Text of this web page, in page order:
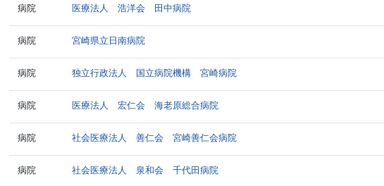
病院 医療法人 浩洋会 田中病院
病院 宮崎県立日南病院
病院 独立行政法人 国立病院機構 宮崎病院
病院 医療法人 宏仁会 海老原総合病院
病院 社会医療法人 善仁会 宮崎善仁会病院
病院 社会医療法人 泉和会 千代田病院